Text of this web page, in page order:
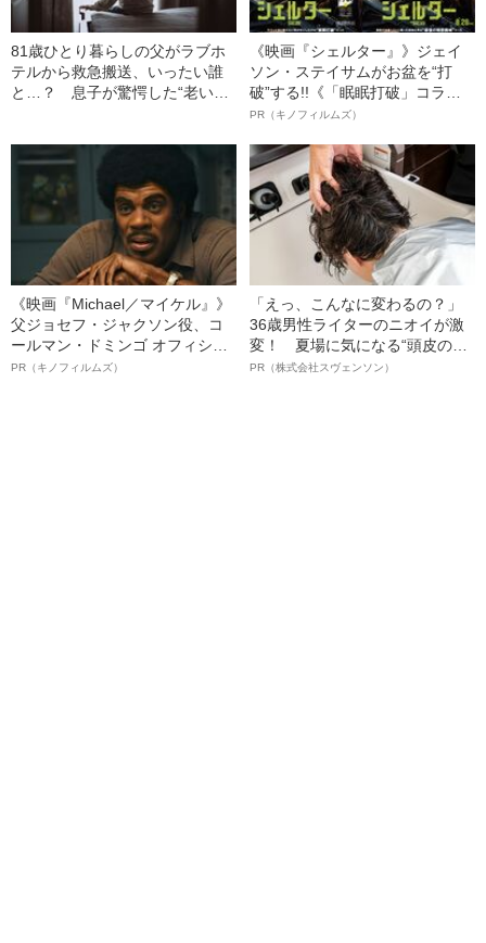
81歳ひとり暮らしの父がラブホ
テルから救急搬送、いったい誰
と…？ 息子が驚愕した“老いた
《映画『シェルター』》ジェイ
ソン・ステイサムがお盆を“打
破”する!!《「眠眠打破」コラ
ボ》
PR（キノフィルムズ）
《映画『Michael／マイケル』》
父ジョセフ・ジャクソン役、コ
ールマン・ドミンゴ オフィシャ
ルインタビュー“観客を魅了した
PR（キノフィルムズ）
「えっ、こんなに変わるの？」
36歳男性ライターのニオイが激
変！ 夏場に気になる“頭皮のニ
オイ”や“ベタつき”を解消す
PR（株式会社スヴェンソン）